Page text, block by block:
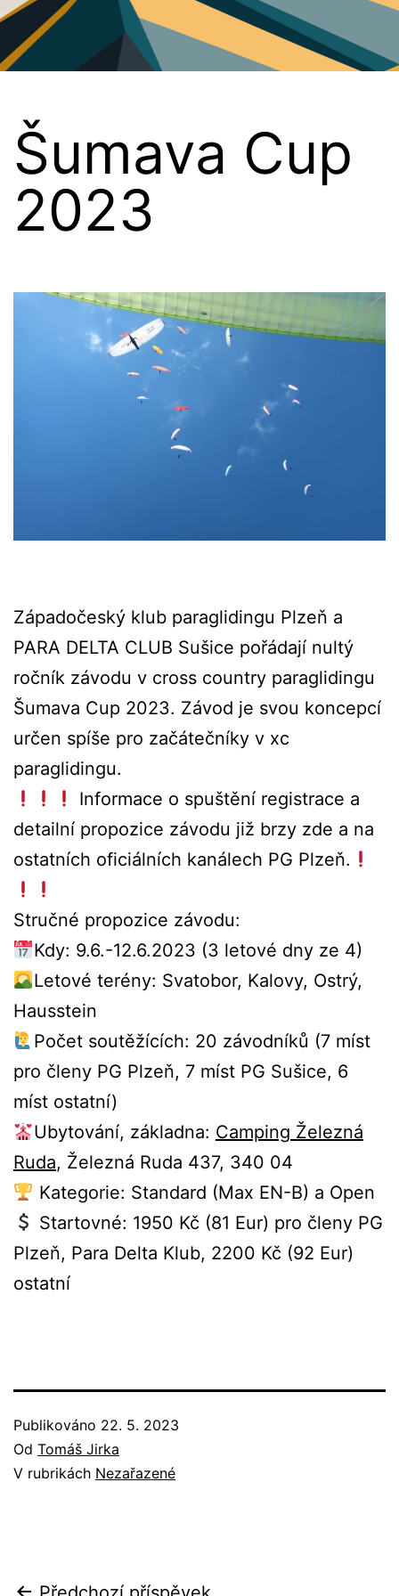
PG
Šumava Cup
2023
Západočeský klub paraglidingu Plzeň a
PARA DELTA CLUB Sušice pořádají nultý
ročník závodu v cross country paraglidingu
Šumava Cup 2023. Závod je svou koncepcí
určen spíše pro začátečníky v xc
paraglidingu.
Informace o spuštění registrace a
detailní propozice závodu již brzy zde a na
ostatních oficiálních kanálech PG Plzeň.
Stručné propozice závodu:
Kdy: 9.6.-12.6.2023 (3 letové dny ze 4)
Letové terény: Svatobor, Kalovy, Ostrý,
Hausstein
Počet soutěžících: 20 závodníků (7 míst
pro členy PG Plzeň, 7 míst PG Sušice, 6
míst ostatní)
Ubytování, základna: Camping Železná
Ruda, Železná Ruda 437, 340 04
Kategorie: Standard (Max EN-B) a Open
Startovné: 1950 Kč (81 Eur) pro členy PG
Plzeň, Para Delta Klub, 2200 Kč (92 Eur)
ostatní
Publikováno 22. 5. 2023
Od Tomáš Jirka
V rubrikách Nezařazené